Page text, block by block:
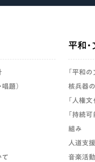
題）
平和
「平和
核兵器
「人権
「持続可
組み
人道支援
音楽活動